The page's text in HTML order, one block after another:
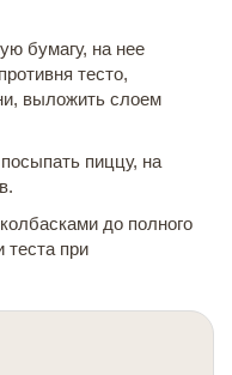
бумагу, на нее
тесто,
выложить слоем
пиццу, на
до полного
теста при